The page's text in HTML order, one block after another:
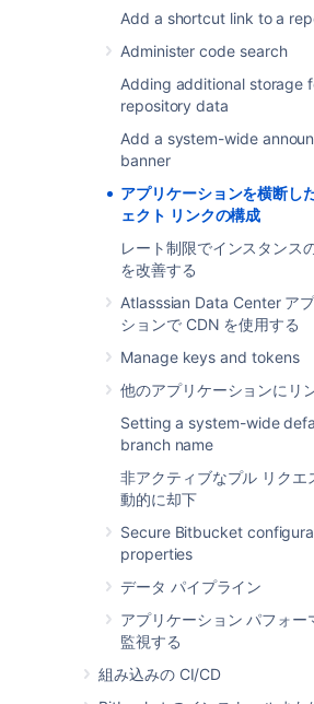
Add a shortcut link to a
Administer code search
Adding additional storage
repository data
Add a system-wide
banner
アプリケーションを横断し
ェクト リンクの構成
レート制限でインスタンス
を改善する
Atlasssian Data Center ア
ションで CDN を使用する
Manage keys and tokens
他のアプリケーションにリ
Setting a system-wide
branch name
非アクティブなプル リクエ
動的に却下
Secure Bitbucket
properties
データ パイプライン
アプリケーション パフォー
監視する
組み込みの CI/CD
リンクを
作成または削除 す
アクセスを提供しません
project to a
in another application when
Application Links(requires
project admin permissions ):
[プロジェクト設定
プ
ク] に移動します。
[プロジェクト リンクを作成
The instructions for
Bitbuckethas
has
the Project Link:
リンク先のプロジェ
リケーションを選択
リンク先の
す。一覧にプロジェ
ない場合、利用可能
ジェクトがすでにリ
す。
Select the
to create a
target application to
リンクを作成
If
Bitbucket
doesn't have